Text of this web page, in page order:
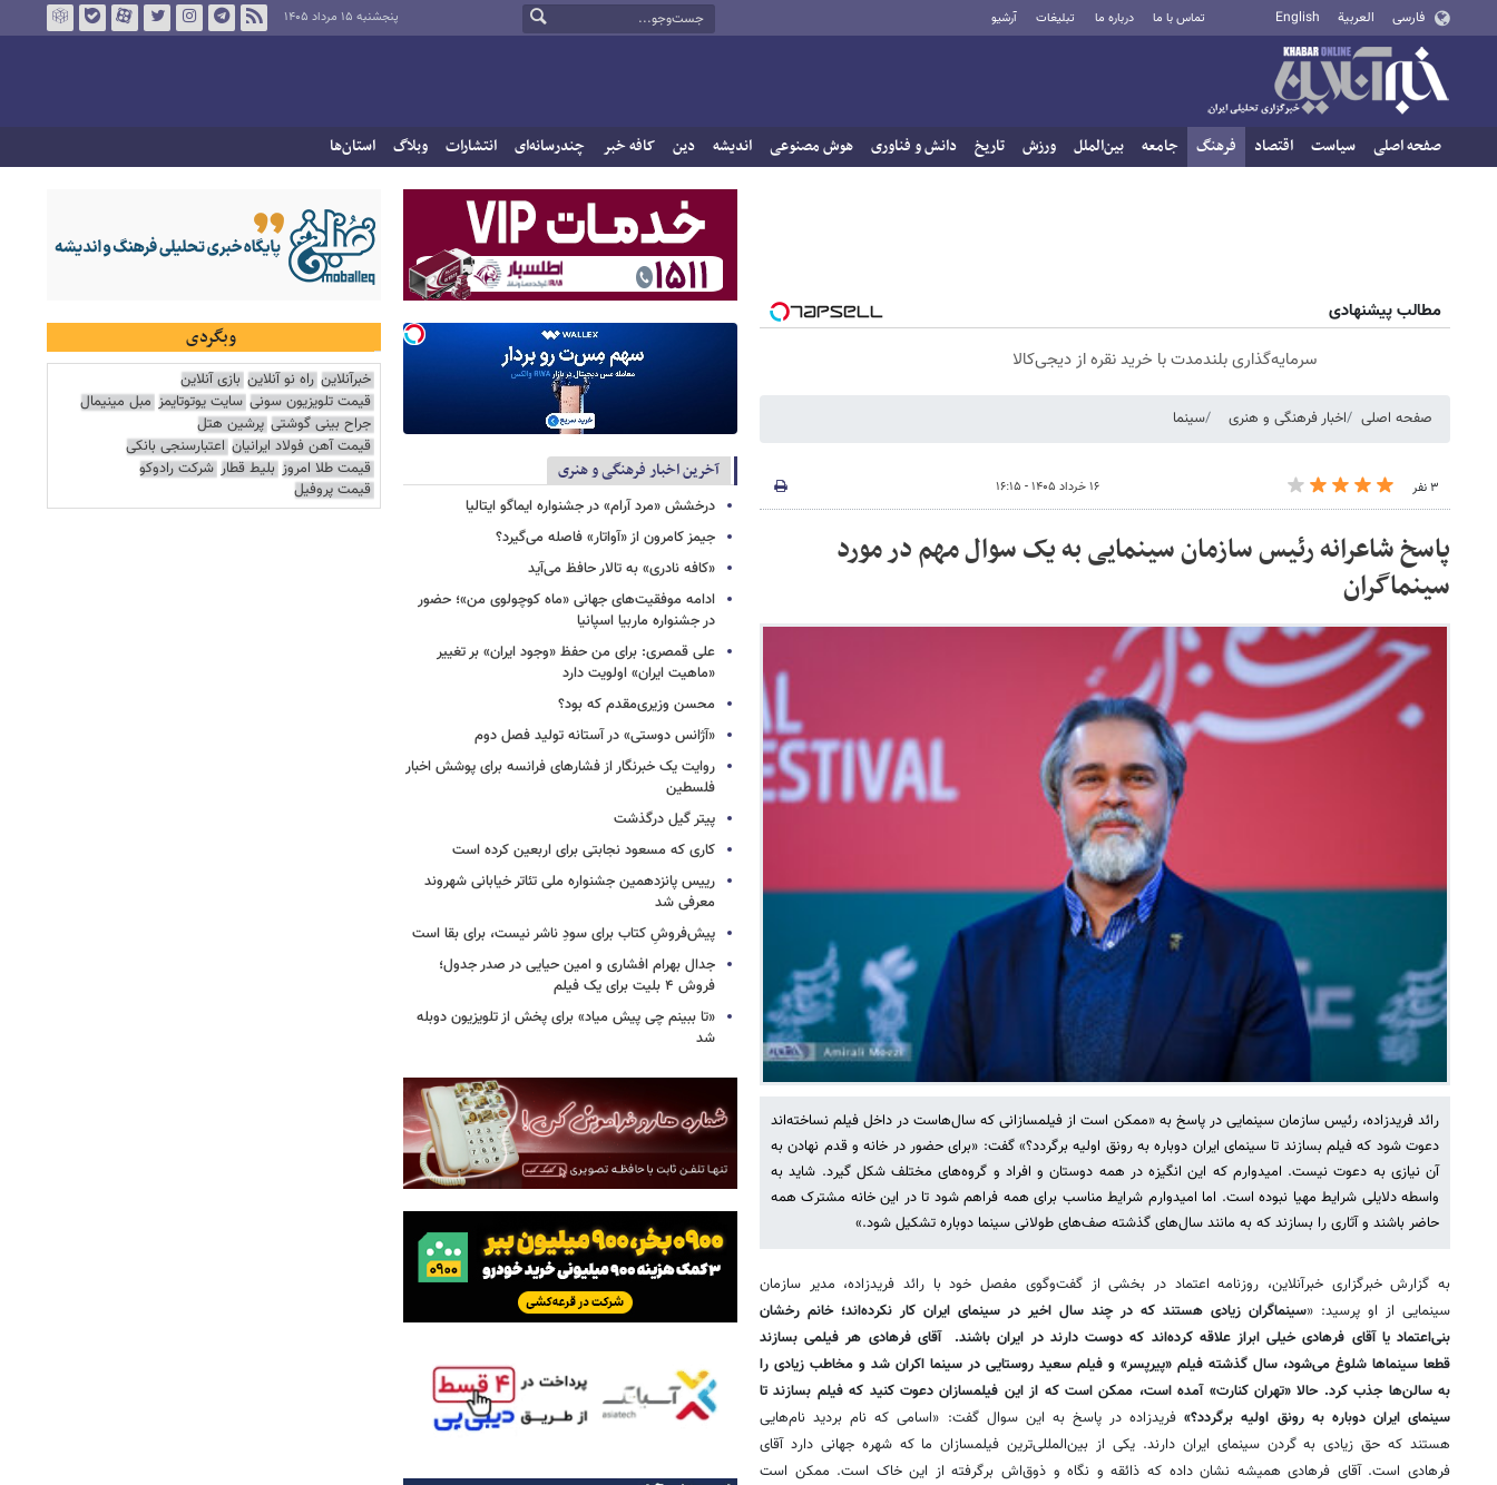
فارسی العربية English تماس با ما درباره ما تبلیغات آرشیو پنجشنبه ۱۵ مرداد ۱۴۰۵
صفحه اصلی سیاست اقتصاد فرهنگ جامعه بین‌الملل ورزش تاریخ دانش و فناوری هوش مصنوعی اندیشه دین کافه خبر چندرسانه‌ای انتشارات وبلاگ استان‌ها
مطالب پیشنهادی
سرمایه‌گذاری بلندمدت با خرید نقره از دیجی‌کالا
صفحه اصلی اخبار فرهنگی و هنری سینما
۳ نفر ۱۶ خرداد ۱۴۰۵ - ۱۶:۱۵
پاسخ شاعرانه رئیس سازمان سینمایی به یک سوال مهم در مورد
سینماگران
رائد فریدزاده، رئیس سازمان سینمایی در پاسخ به «ممکن است از فیلمسازانی که سال‌هاست در داخل فیلم نساخته‌اند
دعوت ‌شود که فیلم بسازند تا سینمای ایران دوباره به رونق اولیه برگردد؟» گفت: «برای حضور در خانه و قدم نهادن به
آن‌ نیازی به دعوت نیست. امیدوارم که این انگیزه در همه دوستان و افراد و گروه‌های مختلف شکل گیرد. شاید به
واسطه دلایلی شرایط مهیا نبوده است. اما امیدوارم‌ شرایط مناسب برای همه فراهم شود تا در این خانه‌ مشترک همه
حاضر باشند و آثاری را بسازند که به مانند سال‌های گذشته صف‌های طولانی سینما دوباره تشکیل شود.»
به گزارش خبرگزاری خبرآنلاین، روزنامه اعتماد در بخشی از گفت‌وگوی مفصل خود با رائد فریدزاده، مدیر سازمان
سینمایی از او پرسید: «سینماگران زیادی هستند که در چند سال اخیر در سینمای ایران کار نکرده‌اند؛ خانم رخشان
بنی‌اعتماد یا آقای فرهادی خیلی ابراز علاقه کرده‌اند که دوست دارند در ایران باشند. آقای فرهادی هر فیلمی بسازند
قطعا سینماها شلوغ می‌شود، سال گذشته فیلم «پیرپسر» و فیلم سعید روستایی در سینما اکران شد و مخاطب زیادی را
به سالن‌ها جذب کرد. حالا «تهران کنارت» آمده است، ممکن است که از این فیلمسازان دعوت ‌کنید که فیلم بسازند تا
سینمای ایران دوباره به رونق اولیه برگردد؟» فریدزاده در پاسخ به این سوال گفت: «اسامی که نام بردید نام‌هایی
هستند که حق زیادی به گردن سینمای ایران دارند. یکی از بین‌المللی‌ترین فیلمسازان ما که شهره جهانی دارد آقای
فرهادی است. آقای فرهادی همیشه نشان داده که ذائقه و نگاه و ذوق‌اش برگرفته از این خاک است. ممکن است
آخرین اخبار فرهنگی و هنری
درخشش «مرد آرام» در جشنواره ایماگو ایتالیا
جیمز کامرون از «آواتار» فاصله می‌گیرد؟
«کافه نادری» به تالار حافظ می‌آید
ادامه موفقیت‌های جهانی «ماه کوچولوی من»؛ حضور
در جشنواره ماربیا اسپانیا
علی قمصری: برای من حفظ «وجود ایران» بر تغییر
«ماهیت ایران» اولویت دارد
محسن وزیری‌مقدم که بود؟
«آژانس دوستی» در آستانه تولید فصل دوم
روایت یک خبرنگار از فشارهای فرانسه برای پوشش اخبار
فلسطین
پیتر گیل درگذشت
کاری که مسعود نجابتی برای اربعین کرده است
رییس پانزدهمین جشنواره ملی تئاتر خیابانی شهروند
معرفی شد
پیش‌فروشِ کتاب برای سودِ ناشر نیست، برای بقا است
جدال بهرام افشاری و امین حیایی در صدر جدول؛
فروش ۴ بلیت برای یک فیلم
«تا ببینم چی پیش میاد» برای پخش از تلویزیون دوبله
شد
وبگردی
خبرآنلاین راه نو آنلاین بازی آنلاین
قیمت تلویزیون سونی سایت یوتوتایمز مبل مینیمال
جراح بینی گوشتی پرشین هتل
قیمت آهن فولاد ایرانیان اعتبارسنجی بانکی
قیمت طلا امروز بلیط قطار شرکت رادوکو
قیمت پروفیل